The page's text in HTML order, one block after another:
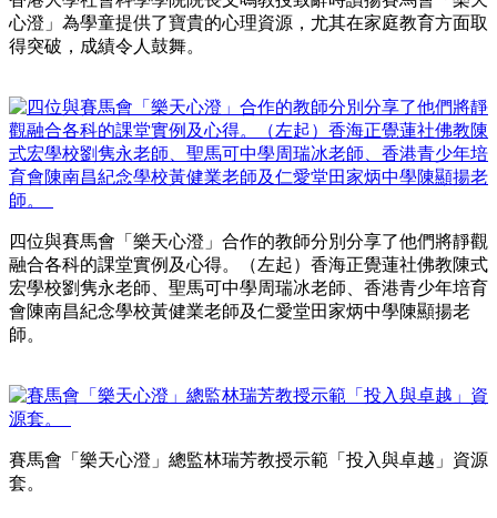
心澄」為學童提供了寶貴的心理資源，尤其在家庭教育方面取
得突破，成績令人鼓舞。
四位與賽馬會「樂天心澄」合作的教師分別分享了他們將靜觀
融合各科的課堂實例及心得。（左起）香海正覺蓮社佛教陳式
宏學校劉隽永老師、聖馬可中學周瑞冰老師、香港青少年培育
會陳南昌紀念學校黃健業老師及仁愛堂田家炳中學陳顯揚老
師。
賽馬會「樂天心澄」總監林瑞芳教授示範「投入與卓越」資源
套。